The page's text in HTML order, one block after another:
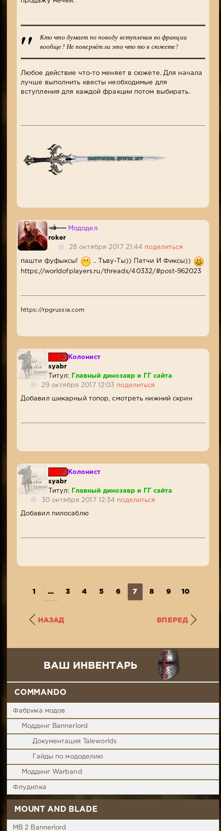
Кто что думает по поводу вступления во фракции
вообще? Не повернёт ли это что то в сюжете?
Любое действие что-то меняет в сюжете. Для начала
лучше выполнить квесты необходимые для
вступления для каждой фракции потом выбирать.
Мододел
roker
28 октября 2017 21:44
поделиться
пашти фуфыксы!
.. Тъву-Ты)) Патчи И Фиксы))
https://worldofplayers.ru/threads/40332/#post-962023
https://rpgrussia.com
Колонист
syabr
Титул:
Главный динозавр и ГГ сайта
29 октября 2017 12:03 поделиться
Добавил шикарный топор, смотреть нижний скрин
Колонист
syabr
Титул:
Главный динозавр и ГГ сайта
30 октября 2017 12:34 поделиться
Добавил пилосаблю
1 ... 3 4 5 6 7 8 9 10
НАЗАД ВПЕРЕД
COMMANDO
Фабрика модов
Моддинг Bannerlord
Документация Taleworlds
Гайды по мододелию
Моддинг Warband
Флудилка
MOUNT AND BLADE
MB 2 Bannerlord